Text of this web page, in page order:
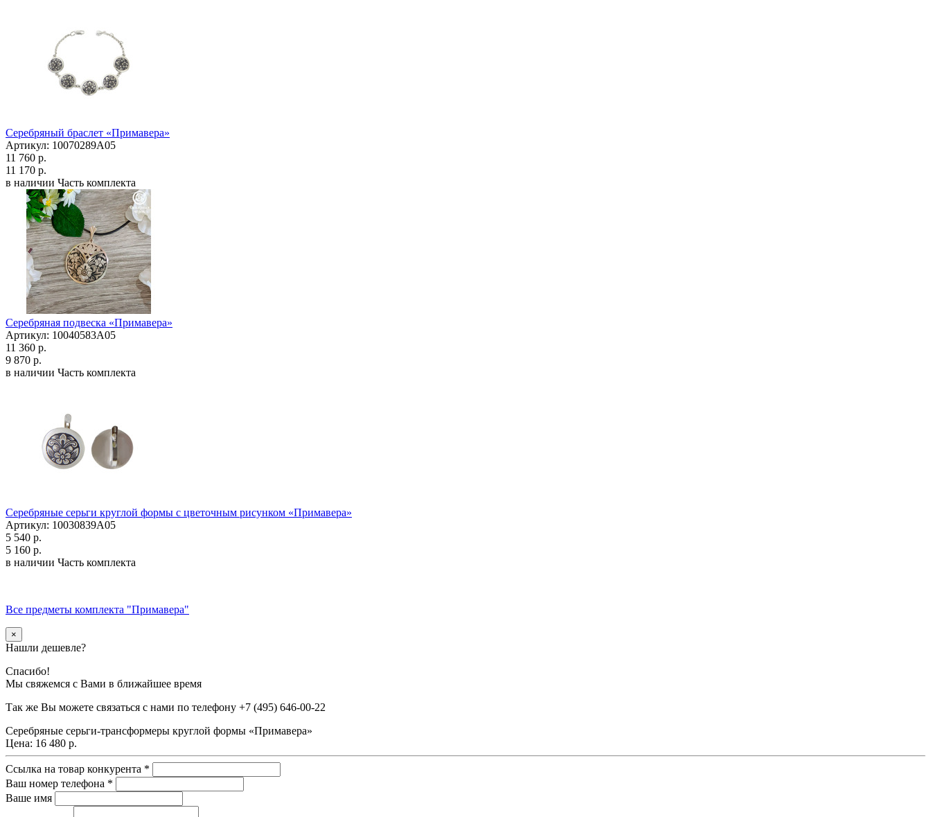
Серебряный браслет «Примавера»
Артикул: 10070289А05
11 760 р.
11 170 р.
в наличии Часть комплекта
Серебряная подвеска «Примавера»
Артикул: 10040583А05
11 360 р.
9 870 р.
в наличии Часть комплекта
Серебряные серьги круглой формы с цветочным рисунком «Примавера»
Артикул: 10030839А05
5 540 р.
5 160 р.
в наличии Часть комплекта
Все предметы комплекта "Примавера"
×
Нашли дешевле?
Спасибо!
Мы свяжемся с Вами в ближайшее время
Так же Вы можете связаться с нами по телефону +7 (495) 646-00-22
Серебряные серьги-трансформеры круглой формы «Примавера»
Цена: 16 480 р.
Ссылка на товар конкурента *
Ваш номер телефона *
Ваше имя